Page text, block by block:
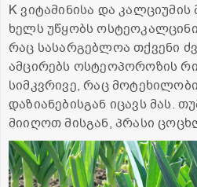
K ვიტამინისა და
ხელს უწყობს
რაც სასარგებლოა თქვენი
ამცირებს ოსტეოპოროზის
სიმკვრივე, რაც
დაზიანებისგან იცავს მას.
მიიღოთ მისგან, პრასი